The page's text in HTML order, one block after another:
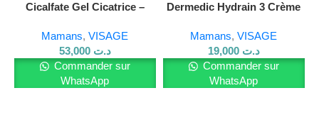
Cicalfate Gel Cicatrice –
marques
Mamans,VISAGE
د.ت 53,000
Commander sur
WhatsApp
Dermedic Hydrain 3 Crème
Mamans,VISAGE
د.ت 19,000
Commander sur
WhatsApp